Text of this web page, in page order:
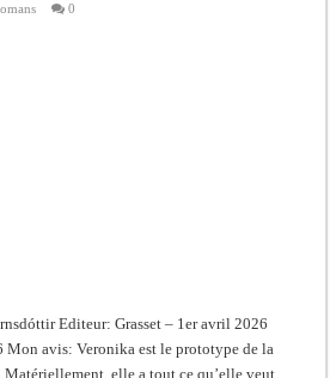
0
Editeur: Grasset – 1er avril 2026
Mon avis: Veronika est le prototype de la
elle a tout ce qu’elle veut,